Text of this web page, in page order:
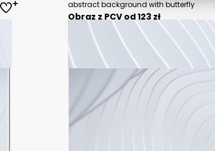
abstract background with butterfly
Obraz z PCV od 123 zł